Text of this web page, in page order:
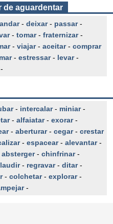
de aguardentar
andar- deixar- passar-
- tomar- fraternizar-
- viajar- aceitar- comprar
- estressar- levar-
- intercalar- miniar-
- alfaiatar- exorar-
- aberturar- cegar- crestar
- espacear- alevantar-
absterger- chinfrinar-
- regravar- ditar-
- colchetar- explorar-
-